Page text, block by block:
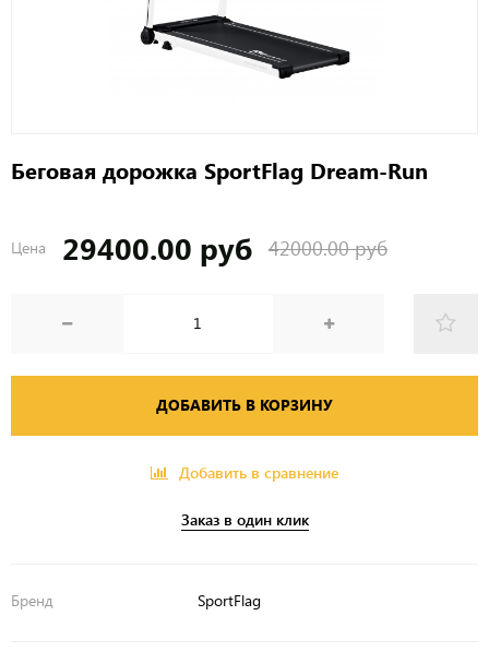
Беговая дорожка SportFlag Dream-Run
Цена 29400.00 руб 42000.00 руб
ДОБАВИТЬ В КОРЗИНУ
Добавить в сравнение
Заказ в один клик
Бренд SportFlag